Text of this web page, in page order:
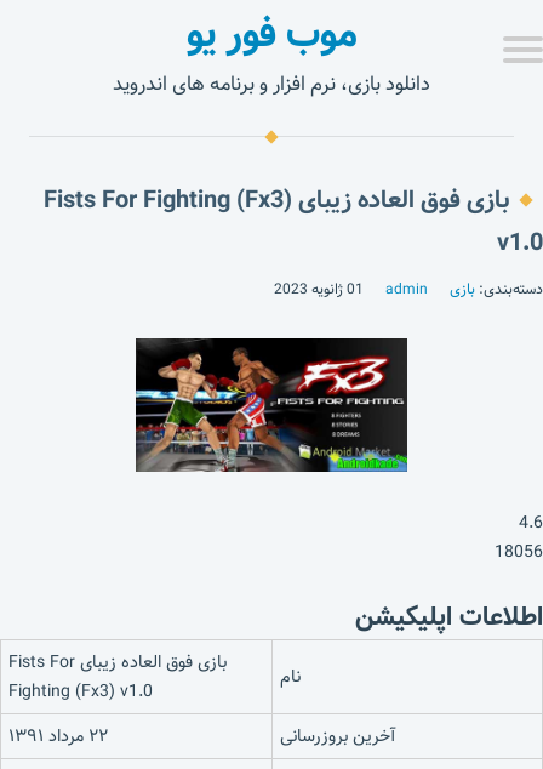
موب فور یو
دانلود بازی، نرم افزار و برنامه های اندروید
بازی فوق العاده زیبای Fists For Fighting (Fx3)
v1.0
دسته‌بندی: بازی admin 01 ژانویه 2023
4.6
18056
اطلاعات اپلیکیشن
نام
بازی فوق العاده زیبای Fists For
Fighting (Fx3) v1.0
آخرین بروزرسانی
۲۲ مرداد ۱۳۹۱